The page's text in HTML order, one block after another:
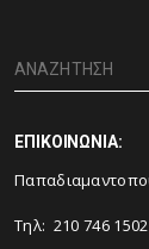
ΕΠΙΚΟΙΝΩΝΙΑ:
Τηλ: 210 746